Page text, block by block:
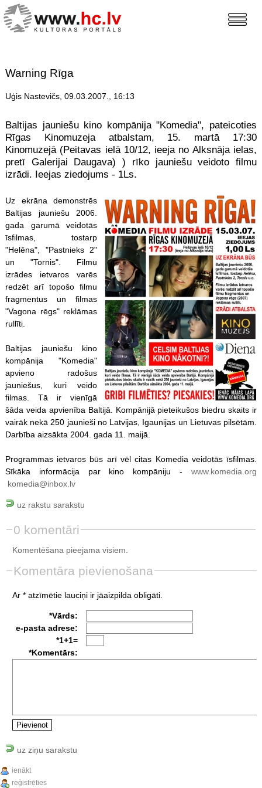
Warning Rīga
Uģis Nastevičs, 09.03.2007., 16:13
Baltijas jauniešu kino kompānija "Komedia", pateicoties
Rīgas Kinomuzeja atbalstam, 15. martā 17:30
Kinomuzejā (Peitavas ielā 10/12, ieeja no Alksnāja ielas,
pretī Galerijai Daugava) ) rīko jauniešu veidoto filmu
izrādi. Ieejas ziedojums - 1Ls.
Uz ekrāna demonstrēs
Baltijas jauniešu 2006.
gada garumā veidotās
īsfilmas, tostarp
"Helēna", "Pastnieks 2"
un "Tornis". Filmu
izrādes ietvaros varēs
redzēt arī topošo filmu
fragmentus un filmas
"Vagona rēgs" reklāmas
rullīti.
Baltijas jauniešu kino
kompānija "Komedia"
apvieno radošus
jauniešus, kuri veido
filmas. Tā ir vienīgā
šāda veida apvienība Baltijā. Kompānijā pieteikušos biedru skaits ir
vairāk nekā 250 jaunieši no Latvijas, Igaunijas un Lietuvas pilsētām.
Darbība aizsākta 2004. gada 11. maijā.
Programmas ietvaros būs arī vēl citas Komedia veidotās īsfilmas.
Sīkāka informācija par kino kompāniju -www.komedia.org
komedia@inbox.lv
uz rakstu sarakstu
0 komentāri
Komentēšana pieejama visiem.
Komentāra pievienošana
Ar * atzīmētie lauciņi ir jāaizpilda obligāti.
*Vārds:
e-pasta adrese:
*1+1=
*Komentārs:
uz ziņu sarakstu
ienākt
reģistrēties